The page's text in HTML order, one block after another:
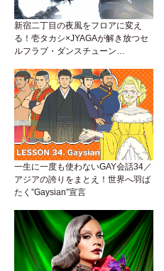
新宿二丁目の夜風をフロアに変え
る！壱タカシ×JYAGAが解き放つセ
ルフラブ・ダンスチューン
一生に一度も使わないGAY会話34／
アジアの誇りをまとえ！世界へ羽ば
たく”Gaysian”宣言